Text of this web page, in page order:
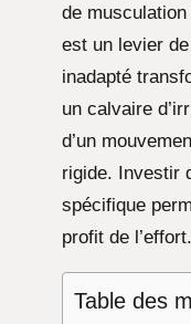
de
est un levier
inadapté
un calvaire
d’un
rigide. Investir
spécifique
profit de l’effort.
Table des